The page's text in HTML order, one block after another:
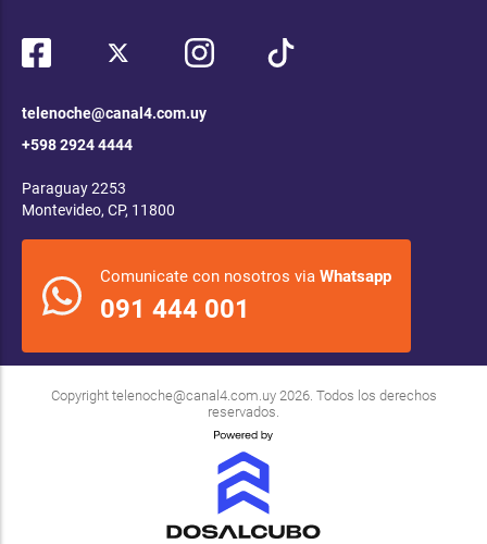
telenoche@canal4.com.uy
+598 2924 4444
Paraguay 2253
Montevideo, CP, 11800
Comunicate con nosotros via Whatsapp
091 444 001
Copyright telenoche@canal4.com.uy2026. Todos los derechos
reservados.